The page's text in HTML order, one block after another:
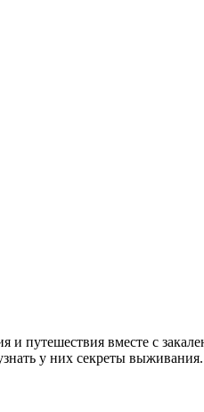
и путешествия вместе с
у них секреты